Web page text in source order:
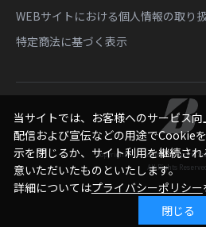
WEBサイトにおける個人情報の取り
特定商法に基づく表示
Copyright © Bridgestone Sports
All Rights
当サイトでは、お客様へのサービス
配信および宣伝などの用途でCookie
示を閉じるか、サイト利用を継続さ
意いただいたものといたします。
詳細についてはプライバシーポリシー
閉じる